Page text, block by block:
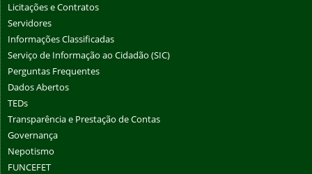
Licitações e Contratos
Servidores
Informações Classificadas
Serviço de Informação ao Cidadão (SIC)
Perguntas Frequentes
Dados Abertos
TEDs
Transparência e Prestação de Contas
Governança
Nepotismo
FUNCEFET